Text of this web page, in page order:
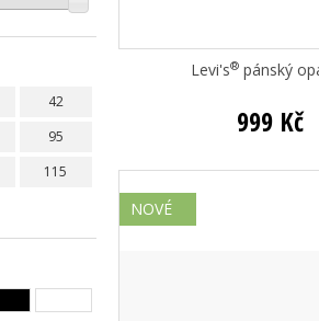
Levi's® pánský
999 Kč
NOVÉ
42
95
115